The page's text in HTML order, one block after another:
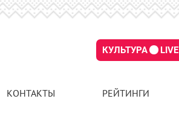
КУЛЬТУРА LIVE
КОНТАКТЫ РЕЙТИНГИ